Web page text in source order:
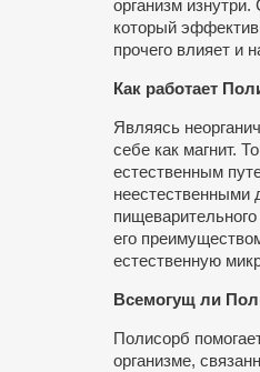
организм изнутри.
который
прочего влияет и
Как работает
Являясь
себе как магнит.
естественным
неестественными
его
естественную
Всемогущ ли
Полисорб
организме,